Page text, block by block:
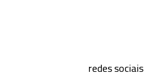
redes sociais